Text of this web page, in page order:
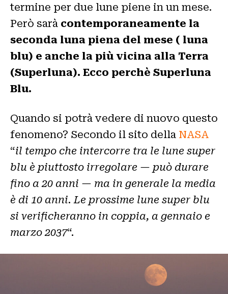
termine per due lune piene in un mese.
Però sarà contemporaneamente la
seconda luna piena del mese ( luna
blu) e anche la più vicina alla Terra
(Superluna). Ecco perchè Superluna
Blu.
Quando si potrà vedere di nuovo questo
fenomeno? Secondo il sito della NASA
“il tempo che intercorre tra le lune super
blu è piuttosto irregolare — può durare
fino a 20 anni — ma in generale la media
è di 10 anni. Le prossime lune super blu
si verificheranno in coppia, a gennaio e
marzo 2037“.